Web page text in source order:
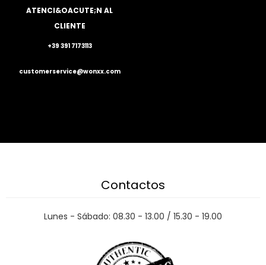
ATENCI&OACUTE;N AL
CLIENTE
+39 391 7173113
customerservice@wonxx.com
Contactos
Lunes - Sábado: 08.30 - 13.00 / 15.30 - 19.00